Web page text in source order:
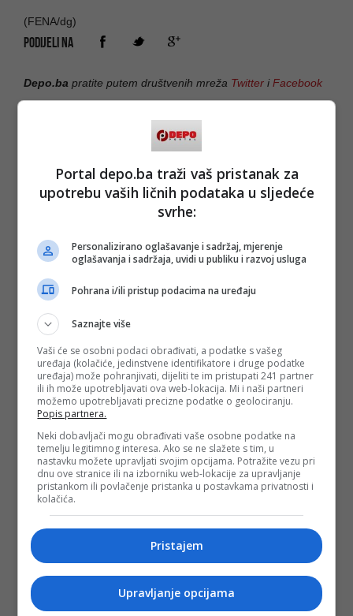
(FENA/dg)
PODIJELI NA
Depo.ba pratite putem društvenih mreža Twitter iFacebook
#arbitražni sud #piranski zaljev
Portal depo.ba traži vaš pristanak za
upotrebu vaših ličnih podataka u sljedeće
svrhe:
Personalizirano oglašavanje i sadržaj, mjerenje
oglašavanja i sadržaja, uvidi u publiku i razvoj usluga
Pohrana i/ili pristup podacima na uređaju
Saznajte više
Vaši će se osobni podaci obrađivati, a podatke s vašeg
uređaja (kolačiće, jedinstvene identifikatore i druge podatke
uređaja) može pohranjivati, dijeliti te im pristupati 241 partner
ili ih može upotrebljavati ova web-lokacija. Mi i naši partneri
možemo upotrebljavati precizne podatke o geolociranju.
Popis partnera.
Neki dobavljači mogu obrađivati vaše osobne podatke na
temelju legitimnog interesa. Ako se ne slažete s tim, u
nastavku možete upravljati svojim opcijama. Potražite vezu pri
dnu ove stranice ili na izborniku web-lokacije za upravljanje
pristankom ili povlačenje pristanka u postavkama privatnosti i
kolačića.
Pristajem
Upravljanje opcijama